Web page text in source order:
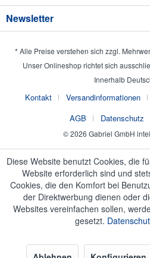
Newsletter
* Alle Preise verstehen sich zzgl.
Unser Onlineshop richtet sich
Innerhalb
Kontakt Versandinformationen
AGB
Datenschutz
© 2026 Gabriel GmbH
Diese Website benutzt Cookies, die
Website erforderlich sind und
Cookies, die den Komfort bei
der Direktwerbung dienen oder
Websites vereinfachen sollen,
gesetzt.